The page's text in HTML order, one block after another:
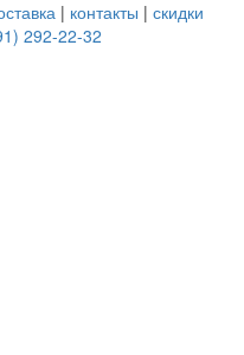
| контакты |скидки
292-22-32